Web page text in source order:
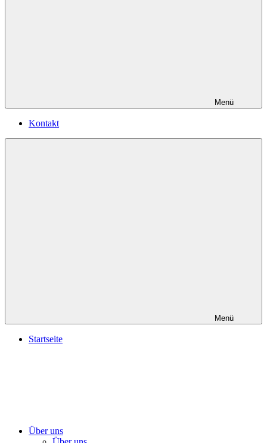
Menü
Kontakt
Menü
Startseite
Über uns